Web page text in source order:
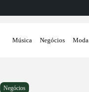
Música Negócios Moda
Negócios